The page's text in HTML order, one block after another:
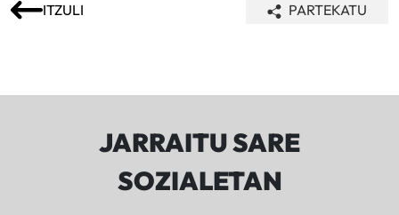
ITZULI PARTEKATU
JARRAITU SARE
SOZIALETAN